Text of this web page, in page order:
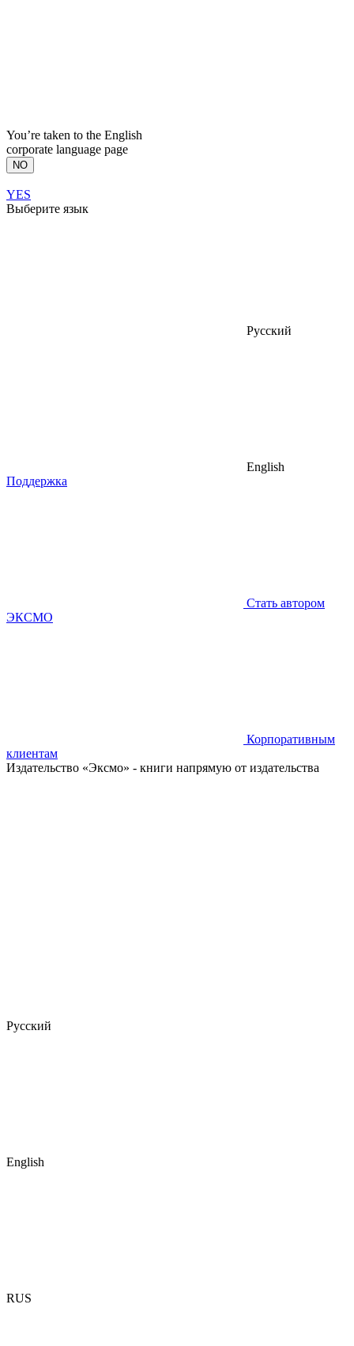
You’re taken to the English
corporate language page
NO
YES
Выберите язык
Русский
English
Поддержка
Стать автором
ЭКСМО
Корпоративным
клиентам
Издательство «Эксмо» - книги напрямую от издательства
Русский
English
RUS